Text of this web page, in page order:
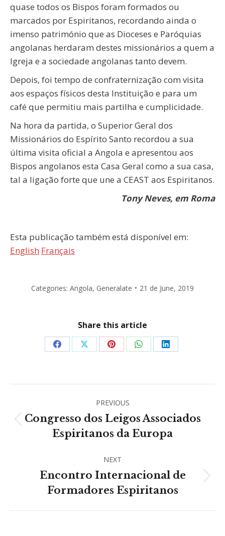
quase todos os Bispos foram formados ou
marcados por Espiritanos, recordando ainda o
imenso património que as Dioceses e Paróquias
angolanas herdaram destes missionários a quem a
Igreja e a sociedade angolanas tanto devem.
Depois, foi tempo de confraternização com visita
aos espaços físicos desta Instituição e para um
café que permitiu mais partilha e cumplicidade.
Na hora da partida, o Superior Geral dos
Missionários do Espírito Santo recordou a sua
última visita oficial a Angola e apresentou aos
Bispos angolanos esta Casa Geral como a sua casa,
tal a ligação forte que une a CEAST aos Espiritanos.
Tony Neves, em Roma
Esta publicação também está disponível em:
English Français
Categories: Angola, Generalate 21 de June, 2019
Share this article
Share
Facebook
Share
X
Share
Pinterest
Share
WhatsApp
Share
LinkedIn
navigation
PREVIOUS
Previous
post:
Congresso dos Leigos Associados
Espiritanos da Europa
NEXT
Next
post:
Encontro Internacional de
Formadores Espiritanos